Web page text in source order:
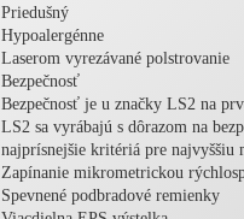
Priedušný
Hypoalergénne
Laserom vyrezávané polstrovanie
Bezpečnosť
Bezpečnosť je u značky LS2 na
LS2 sa vyrábajú s dôrazom na
najprísnejšie kritériá pre najvyššiu
Zapínanie mikrometrickou
Spevnené podbradové remienky